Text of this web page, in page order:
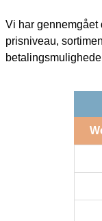
Vi har gennemgået
prisniveau,